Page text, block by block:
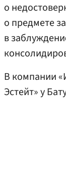
о
о предмете
в
В компании
Эстейт» у